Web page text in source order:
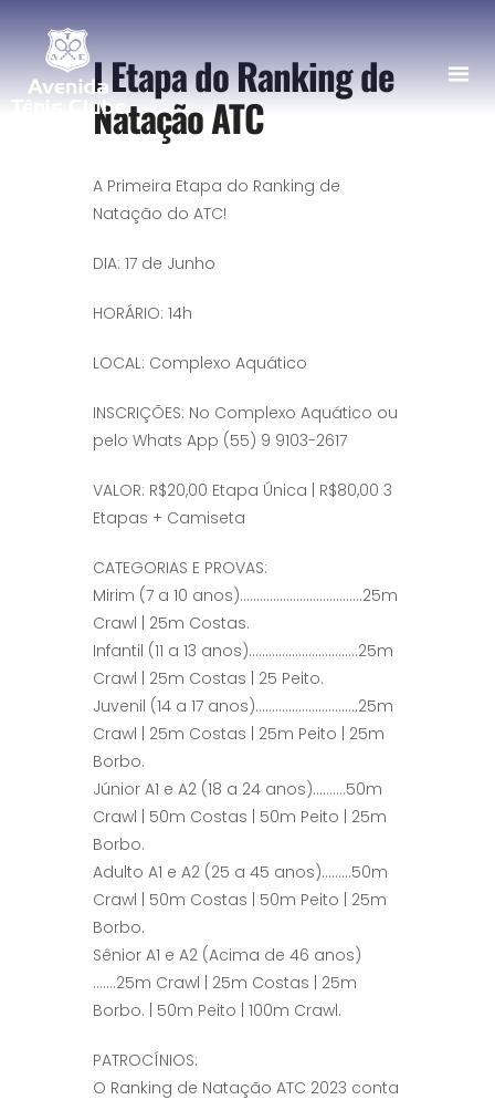
I Etapa do Ranking de
Natação ATC
A Primeira Etapa do Ranking de
Natação do ATC!
DIA: 17 de Junho
HORÁRIO: 14h
LOCAL: Complexo Aquático
INSCRIÇÕES: No Complexo Aquático ou
pelo Whats App (55) 9 9103-2617
VALOR: R$20,00 Etapa Única | R$80,00 3
Etapas + Camiseta
CATEGORIAS E PROVAS:
Mirim (7 a 10 anos)……………………………….25m
Crawl | 25m Costas.
Infantil (11 a 13 anos)……………………………25m
Crawl | 25m Costas | 25 Peito.
Juvenil (14 a 17 anos)………………………….25m
Crawl | 25m Costas | 25m Peito | 25m
Borbo.
Júnior A1 e A2 (18 a 24 anos)……….50m
Crawl | 50m Costas | 50m Peito | 25m
Borbo.
Adulto A1 e A2 (25 a 45 anos)………50m
Crawl | 50m Costas | 50m Peito | 25m
Borbo.
Sênior A1 e A2 (Acima de 46 anos)
…….25m Crawl | 25m Costas | 25m
Borbo. | 50m Peito | 100m Crawl.
PATROCÍNIOS:
O Ranking de Natação ATC 2023 conta